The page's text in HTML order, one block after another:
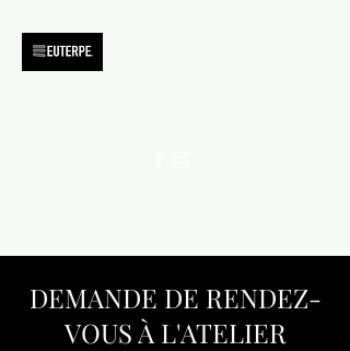
DEMANDE DE RENDEZ-
VOUS À L'ATELIER